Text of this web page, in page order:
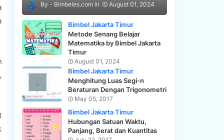
Bimbeles.com August 01, 2024
Bimbel Jakarta Timur
Metode Senang Belajar
Matematika by Bimbel Jakarta
Timur
August 01, 2024
Bimbel Jakarta Timur
Menghitung Luas Segi-n
Beraturan Dengan Trigonometri
May 05, 2017
Bimbel Jakarta Timur
Hubungan Satuan Waktu,
Panjang, Berat dan Kuantitas